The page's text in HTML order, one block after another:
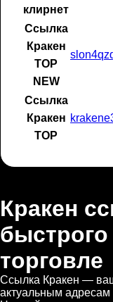
клирнет
Ссылка
Кракен
ТОР
NEW
Ссылка
Кракен
ТОР
Кракен
быстрого
торговле
Ссылка Кракен —
актуальным адресам